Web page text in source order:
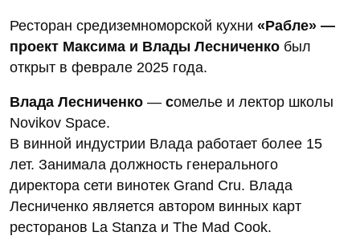
Ресторан средиземноморской кухни «Рабле» —
проект Максима и Влады Лесниченко был
открыт в феврале 2025 года.
Влада Лесниченко — сомелье и лектор школы
Novikov Space.
В винной индустрии Влада работает более 15
лет. Занимала должность генерального
директора сети винотек Grand Cru. Влада
Лесниченко является автором винных карт
ресторанов La Stanza и The Mad Cook.